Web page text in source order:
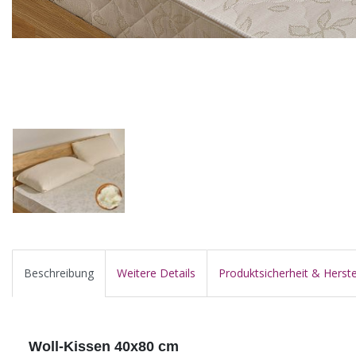
Beschreibung Weitere Details Produktsicherheit &
Woll-Kissen 40x80 cm